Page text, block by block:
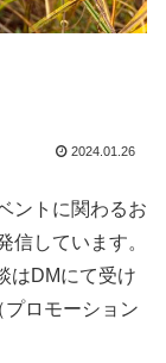
2024.01.26
ントに関わるお
信しています。
はDMにて受け
ロモーション